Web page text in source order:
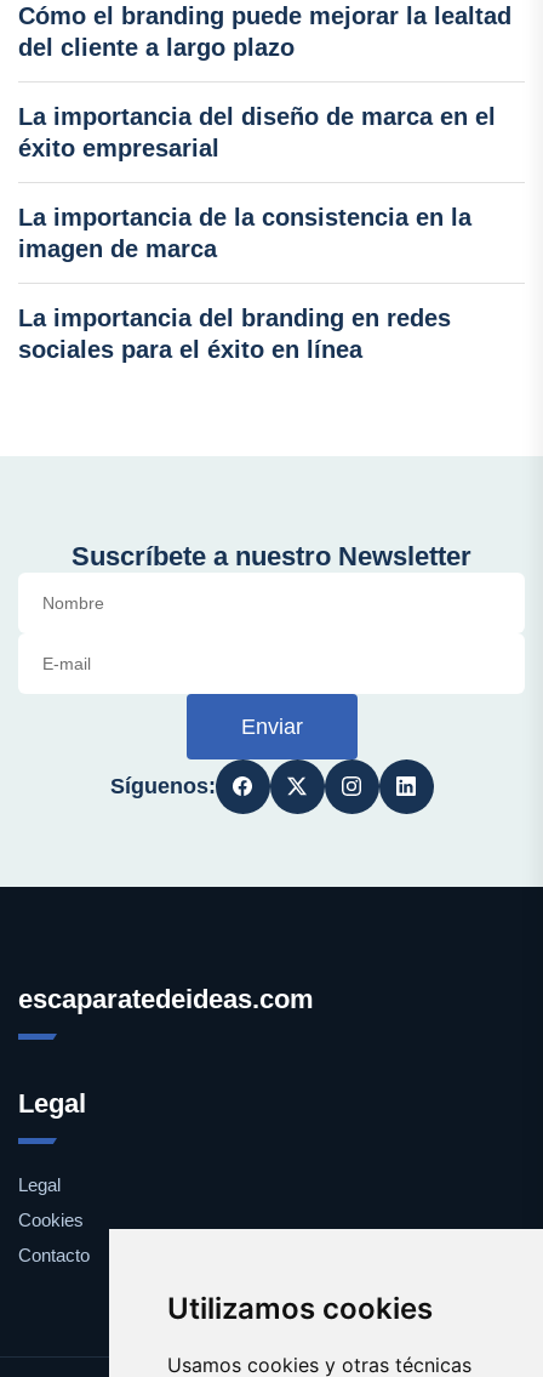
Utilizamos cookies
Usamos cookies y otras técnicas
Cómo el branding puede mejorar la lealtad
del cliente a largo plazo
La importancia del diseño de marca en el
éxito empresarial
La importancia de la consistencia en la
imagen de marca
La importancia del branding en redes
sociales para el éxito en línea
Suscríbete a nuestro Newsletter
Enviar
Síguenos:
escaparatedeideas.com
Legal
Legal
Cookies
Contacto